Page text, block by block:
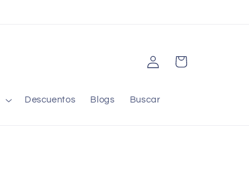
Descuentos Blogs Buscar
Iniciar
sesión
Carrito